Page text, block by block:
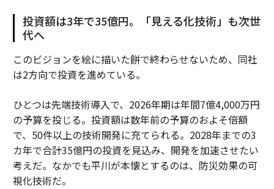
投資額は3年で35億円。「見える化技術」も次世
代へ
このビジョンを絵に描いた餅で終わらせないため、同社
は2方向で投資を進めている。
ひとつは先端技術導入で、2026年期は年間7億4,000万円
の予算を投じる。投資額は数年前の予算のおよそ倍額
で、50件以上の技術開発に充てられる。2028年までの3
カ年で合計35億円の投資を見込み、開発を加速させたい
考えだ。なかでも平川が本懐とするのは、防災効果の可
視化技術だ。